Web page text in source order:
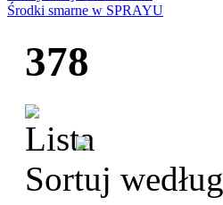
Środki smarne w SPRAYU
378
Sortuj według